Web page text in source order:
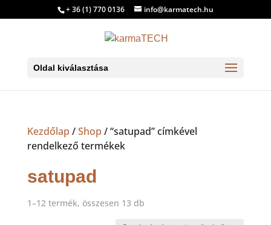
+ 36 (1) 770 0136 info@karmatech.hu
Oldal kiválasztása
Kezdőlap /Shop / “satupad” címkével
rendelkező termékek
satupad
1–12 termék, összesen 13 dbSorted